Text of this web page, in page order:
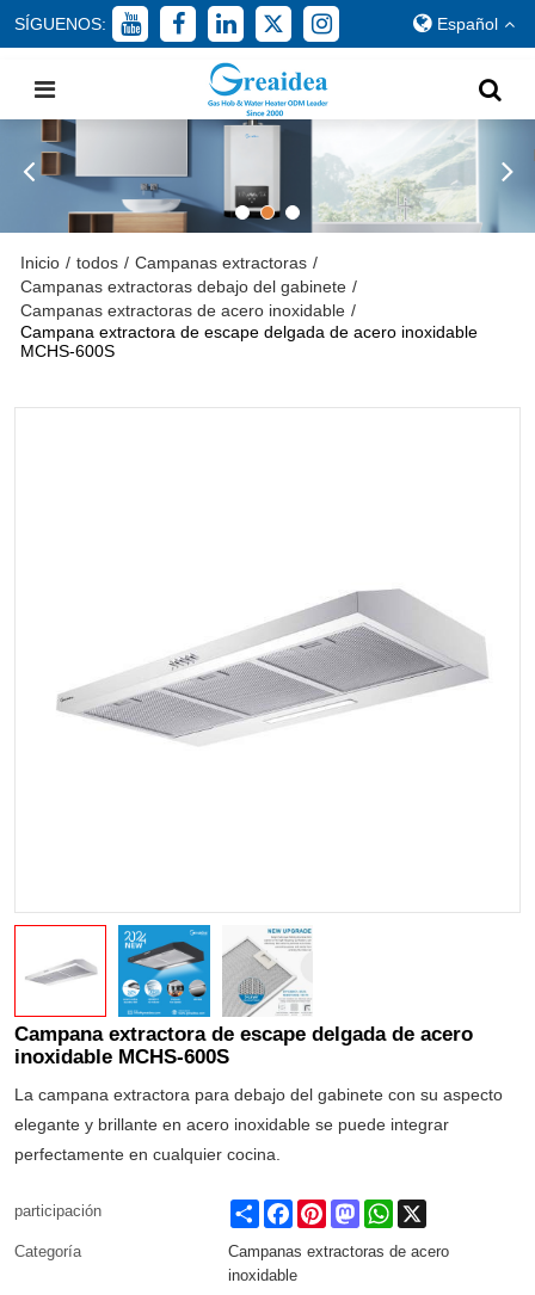
SÍGUENOS: Español
Inicio / todos / Campanas extractoras /
Campanas extractoras debajo del gabinete /
Campanas extractoras de acero inoxidable /
Campana extractora de escape delgada de acero inoxidable
MCHS-600S
Campana extractora de escape delgada de acero
inoxidable MCHS-600S
La campana extractora para debajo del gabinete con su aspecto
elegante y brillante en acero inoxidable se puede integrar
perfectamente en cualquier cocina.
participación ShareFacebookPinterestMastodonWhatsApp
Categoría
Campanas extractoras de acero
inoxidable